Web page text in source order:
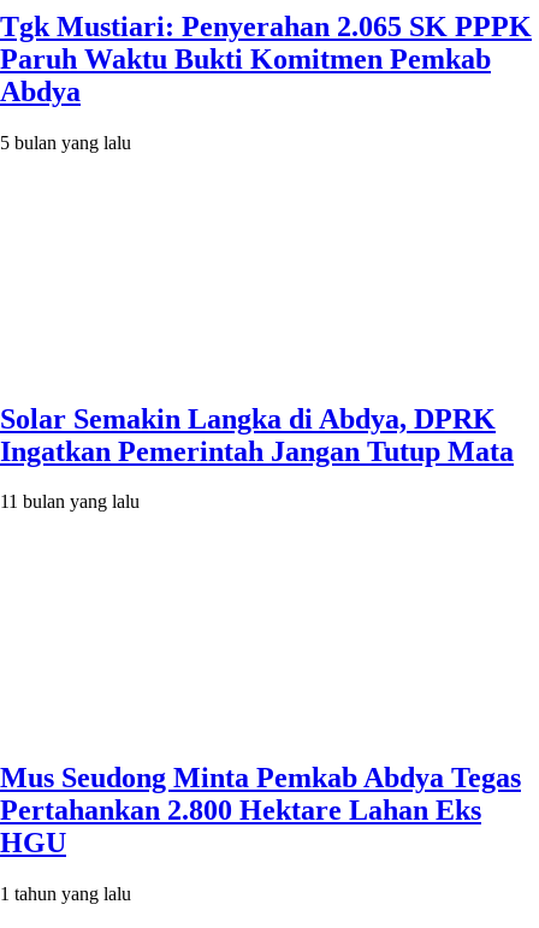
Tgk Mustiari: Penyerahan 2.065 SK PPPK
Paruh Waktu Bukti Komitmen Pemkab
Abdya
5 bulan yang lalu
Solar Semakin Langka di Abdya, DPRK
Ingatkan Pemerintah Jangan Tutup Mata
11 bulan yang lalu
Mus Seudong Minta Pemkab Abdya Tegas
Pertahankan 2.800 Hektare Lahan Eks
HGU
1 tahun yang lalu